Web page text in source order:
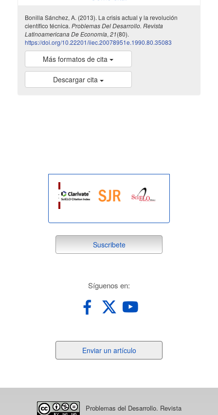
Bonilla Sánchez, A. (2013). La crisis actual y la revolución
científico técnica. Problemas Del Desarrollo. Revista
Latinoamericana De Economía, 21(80).
https://doi.org/10.22201/iiec.20078951e.1990.80.35083
Más formatos de cita
Descargar cita
suscribete
Suscribete
Síguenos en:
un
Enviar un artículo
Problemas del Desarrollo. Revista